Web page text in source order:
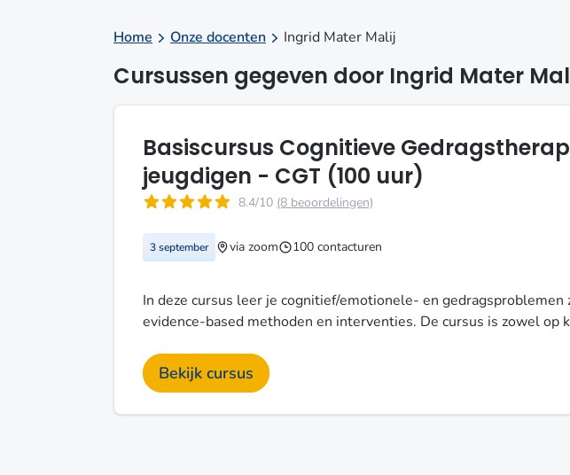
Home Onze docenten Ingrid Mater Malij
Cursussen gegeven door Ingrid Mater
Basiscursus Cognitieve
jeugdigen - CGT (100 uur)
8.4/10 (8 beoordelingen)
3 september via zoom 100 contacturen
In deze cursus leer je cognitief/emotionele- en
evidence-based methoden en interventies. De cursus is zowel op
Bekijk cursus